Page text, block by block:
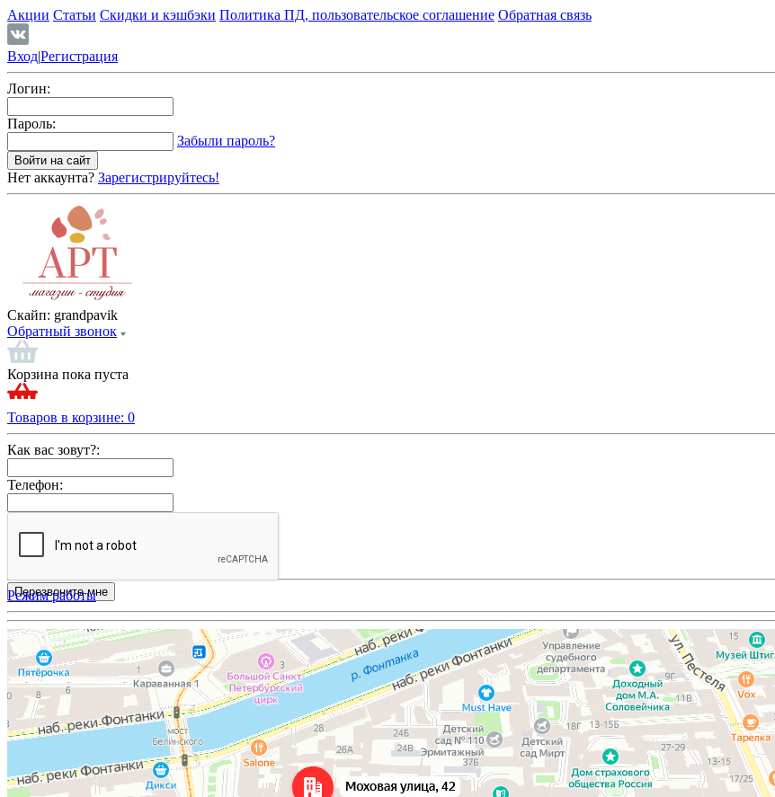
Акции Статьи Скидки и кэшбэки Политика ПД, пользовательское соглашение Обратная связь
Вход|Регистрация
Логин:
Пароль:
Забыли пароль?
Нет аккаунта? Зарегистрируйтесь!
Скайп: grandpavik
Обратный звонок
Корзина пока пуста
Товаров в корзине: 0
Как вас зовут?:
Телефон:
Режим работы